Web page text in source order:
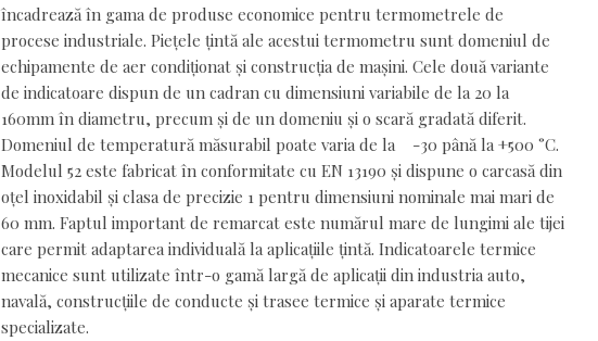
încadrează în gama de produse economice pentru termometrele de
procese industriale. Piețele țintă ale acestui termometru sunt domeniul de
echipamente de aer condiționat și construcția de mașini. Cele două variante
de indicatoare dispun de un cadran cu dimensiuni variabile de la 20 la
160mm în diametru, precum și de un domeniu și o scară gradată diferit.
Domeniul de temperatură măsurabil poate varia de la
-30 până la +500 °C.
Modelul 52 este fabricat în conformitate cu EN 13190 și dispune o carcasă din
oțel inoxidabil și clasa de precizie 1 pentru dimensiuni nominale mai mari de
60 mm. Faptul important de remarcat este numărul mare de lungimi ale tijei
care permit adaptarea individuală la aplicațiile țintă. Indicatoarele termice
mecanice sunt utilizate într-o gamă largă de aplicații din industria auto,
navală, construcțiile de conducte și trasee termice și aparate termice
specializate.